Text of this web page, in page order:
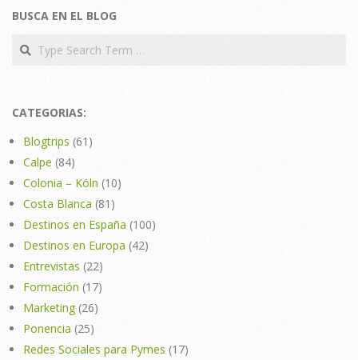
BUSCA EN EL BLOG
Search
CATEGORIAS:
Blogtrips (61)
Calpe (84)
Colonia – Köln (10)
Costa Blanca (81)
Destinos en España (100)
Destinos en Europa (42)
Entrevistas (22)
Formación (17)
Marketing (26)
Ponencia (25)
Redes Sociales para Pymes (17)